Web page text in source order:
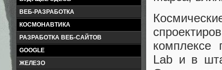
ВЕБ-РАЗРАБОТКА
КОСМОНАВТИКА
РАЗРАБОТКА ВЕБ-САЙТОВ
GOOGLE
ЖЕЛЕЗО
комплексе
Lab и в